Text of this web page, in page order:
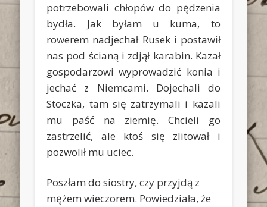
potrzebowali chłopów do pędzenia
bydła. Jak byłam u kuma, to
rowerem nadjechał Rusek i postawił
nas pod ścianą i zdjął karabin. Kazał
gospodarzowi wyprowadzić konia i
jechać z Niemcami. Dojechali do
Stoczka, tam się zatrzymali i kazali
mu paść na ziemię. Chcieli go
zastrzelić, ale ktoś się zlitował i
pozwolił mu uciec.
Poszłam do siostry, czy przyjdą z
mężem wieczorem. Powiedziała, że